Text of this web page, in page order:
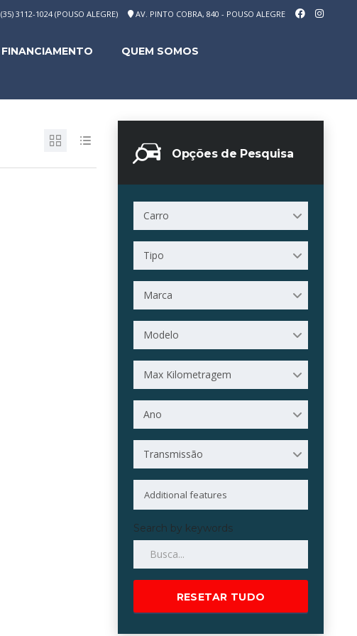
(35) 3112-1024 (POUSO ALEGRE) AV. PINTO COBRA, 840 - POUSO ALEGRE
FINANCIAMENTO QUEM SOMOS
Opções de Pesquisa
Carro
Tipo
Marca
Modelo
Max Kilometragem
Ano
Transmissão
Search by keywords
RESETAR TUDO